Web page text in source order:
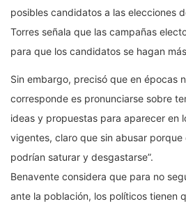
posibles candidatos a las elecciones
Torres señala que las campañas
para que los candidatos se hagan
Sin embargo, precisó que en épocas
corresponde es pronunciarse sobre
ideas y propuestas para aparecer en
vigentes, claro que sin abusar
podrían saturar y desgastarse”.
Benavente considera que para no
ante la población, los políticos tienen